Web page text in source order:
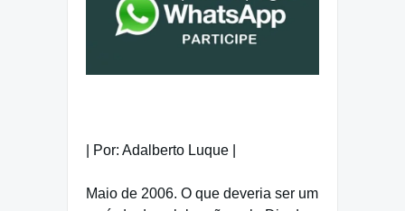
| Por: Adalberto Luque |
Maio de 2006. O que deveria ser um